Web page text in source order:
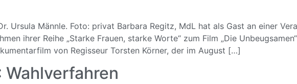
Ursula Männle. Foto: privat Barbara Regitz, MdL hat als Gast an einer
ihrer Reihe „Starke Frauen, starke Worte“ zum Film „Die
von Regisseur Torsten Körner, der im August […]